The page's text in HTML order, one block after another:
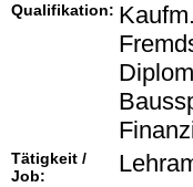
Qualifikation:
Tätigkeit /
Job: